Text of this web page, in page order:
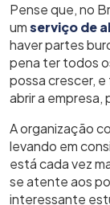
Pense que, no
umserviço de
haver partes
pena ter todos
possa crescer,
abrir a empresa,
A organização
levando em
está cada vez
se atente aos
interessante